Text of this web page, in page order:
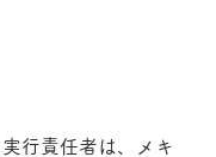
行責任者は、メキ